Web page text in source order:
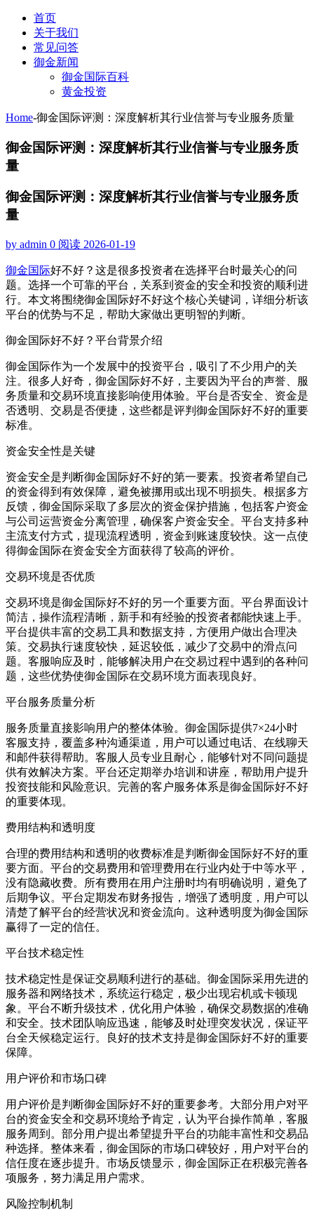
首页
关于我们
常见问答
御金新闻
御金国际百科
黄金投资
Home-御金国际评测：深度解析其行业信誉与专业服务质量
御金国际评测：深度解析其行业信誉与专业服务质
量
御金国际评测：深度解析其行业信誉与专业服务质
量
by admin 0 阅读 2026-01-19
御金国际好不好？这是很多投资者在选择平台时最关心的问
题。选择一个可靠的平台，关系到资金的安全和投资的顺利进
行。本文将围绕御金国际好不好这个核心关键词，详细分析该
平台的优势与不足，帮助大家做出更明智的判断。
御金国际好不好？平台背景介绍
御金国际作为一个发展中的投资平台，吸引了不少用户的关
注。很多人好奇，御金国际好不好，主要因为平台的声誉、服
务质量和交易环境直接影响使用体验。平台是否安全、资金是
否透明、交易是否便捷，这些都是评判御金国际好不好的重要
标准。
资金安全性是关键
资金安全是判断御金国际好不好的第一要素。投资者希望自己
的资金得到有效保障，避免被挪用或出现不明损失。根据多方
反馈，御金国际采取了多层次的资金保护措施，包括客户资金
与公司运营资金分离管理，确保客户资金安全。平台支持多种
主流支付方式，提现流程透明，资金到账速度较快。这一点使
得御金国际在资金安全方面获得了较高的评价。
交易环境是否优质
交易环境是御金国际好不好的另一个重要方面。平台界面设计
简洁，操作流程清晰，新手和有经验的投资者都能快速上手。
平台提供丰富的交易工具和数据支持，方便用户做出合理决
策。交易执行速度较快，延迟较低，减少了交易中的滑点问
题。客服响应及时，能够解决用户在交易过程中遇到的各种问
题，这些优势使御金国际在交易环境方面表现良好。
平台服务质量分析
服务质量直接影响用户的整体体验。御金国际提供7×24小时
客服支持，覆盖多种沟通渠道，用户可以通过电话、在线聊天
和邮件获得帮助。客服人员专业且耐心，能够针对不同问题提
供有效解决方案。平台还定期举办培训和讲座，帮助用户提升
投资技能和风险意识。完善的客户服务体系是御金国际好不好
的重要体现。
费用结构和透明度
合理的费用结构和透明的收费标准是判断御金国际好不好的重
要方面。平台的交易费用和管理费用在行业内处于中等水平，
没有隐藏收费。所有费用在用户注册时均有明确说明，避免了
后期争议。平台定期发布财务报告，增强了透明度，用户可以
清楚了解平台的经营状况和资金流向。这种透明度为御金国际
赢得了一定的信任。
平台技术稳定性
技术稳定性是保证交易顺利进行的基础。御金国际采用先进的
服务器和网络技术，系统运行稳定，极少出现宕机或卡顿现
象。平台不断升级技术，优化用户体验，确保交易数据的准确
和安全。技术团队响应迅速，能够及时处理突发状况，保证平
台全天候稳定运行。良好的技术支持是御金国际好不好的重要
保障。
用户评价和市场口碑
用户评价是判断御金国际好不好的重要参考。大部分用户对平
台的资金安全和交易环境给予肯定，认为平台操作简单，客服
服务周到。部分用户提出希望提升平台的功能丰富性和交易品
种选择。整体来看，御金国际的市场口碑较好，用户对平台的
信任度在逐步提升。市场反馈显示，御金国际正在积极完善各
项服务，努力满足用户需求。
风险控制机制